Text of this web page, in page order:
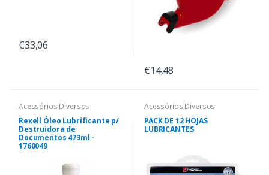
€33,06
€14,48
Acessórios Diversos
Rexell Óleo Lubrificante p/
Destruidora de
Documentos 473ml -
1760049
Acessórios Diversos
PACK DE 12 HOJAS
LUBRICANTES